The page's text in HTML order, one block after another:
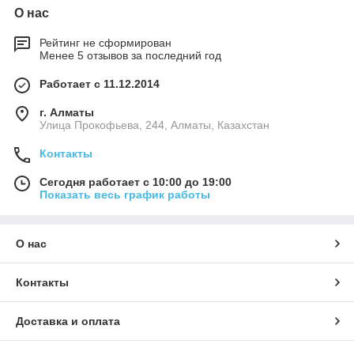
О нас
Рейтинг не сформирован
Менее 5 отзывов за последний год
Работает с 11.12.2014
г. Алматы
​Улица Прокофьева, 244, Алматы, Казахстан
Контакты
Сегодня работает с 10:00 до 19:00
Показать весь график работы
О нас
Контакты
Доставка и оплата